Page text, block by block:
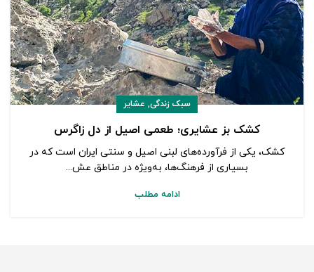
سبک زندگی, عشایر
کشک بز عشایری؛ طعمی اصیل از دل زاگرس
کشک، یکی از فرآورده‌های لبنی اصیل و سنتی ایران است که در
بسیاری از فرهنگ‌ها، به‌ویژه در مناطق عش...
ادامه مطلب